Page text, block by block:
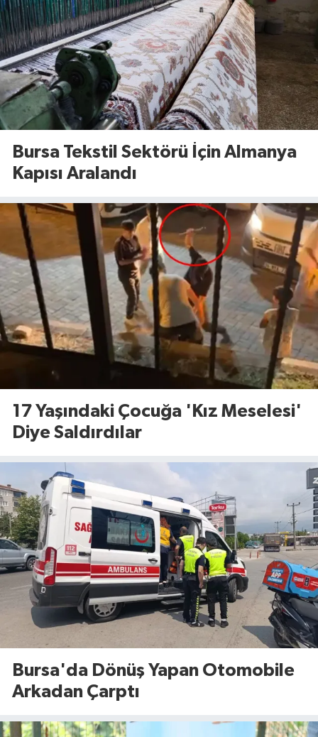
Bursa Tekstil Sektörü İçin Almanya
Kapısı Aralandı
17 Yaşındaki Çocuğa 'Kız Meselesi'
Diye Saldırdılar
Bursa'da Dönüş Yapan Otomobile
Arkadan Çarptı